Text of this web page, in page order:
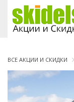
ВСЕ АКЦИИ И СКИДКИ